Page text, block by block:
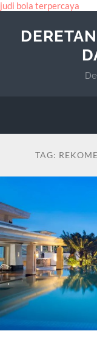
judi bola terpercaya
TAG: